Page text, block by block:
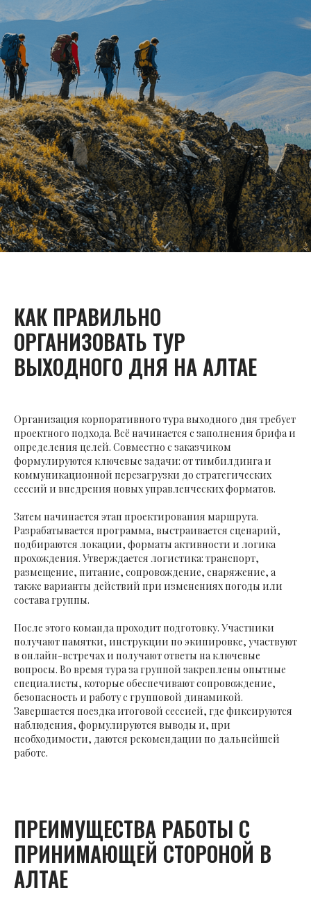
КАК ПРАВИЛЬНО
ОРГАНИЗОВАТЬ ТУР
ВЫХОДНОГО ДНЯ НА АЛТАЕ
Организация корпоративного тура выходного дня требует
проектного подхода. Всё начинается с заполнения брифа и
определения целей. Совместно с заказчиком
формулируются ключевые задачи: от тимбилдинга и
коммуникационной перезагрузки до стратегических
сессий и внедрения новых управленческих форматов.
Затем начинается этап проектирования маршрута.
Разрабатывается программа, выстраивается сценарий,
подбираются локации, форматы активности и логика
прохождения. Утверждается логистика: транспорт,
размещение, питание, сопровождение, снаряжение, а
также варианты действий при изменениях погоды или
состава группы.
После этого команда проходит подготовку. Участники
получают памятки, инструкции по экипировке, участвуют
в онлайн-встречах и получают ответы на ключевые
вопросы. Во время тура за группой закреплены опытные
специалисты, которые обеспечивают сопровождение,
безопасность и работу с групповой динамикой.
Завершается поездка итоговой сессией, где фиксируются
наблюдения, формулируются выводы и, при
необходимости, даются рекомендации по дальнейшей
работе.
ПРЕИМУЩЕСТВА РАБОТЫ С
ПРИНИМАЮЩЕЙ СТОРОНОЙ В
АЛТАЕ